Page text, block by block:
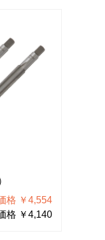
格 ￥4,554
格 ￥4,140